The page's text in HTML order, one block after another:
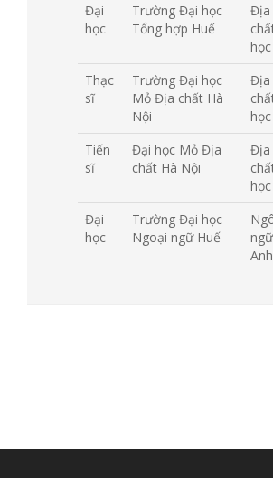
Đại
học
Trường Đại học
Tổng hợp Huế
Địa
học
Thạc
sĩ
Trường Đại học
Mỏ Địa chất Hà
Nội
Địa
học
Tiến
sĩ
Đại học Mỏ Địa
chất Hà Nội
Địa
học
Đại
học
Trường Đại học
Ngoại ngữ Huế
ngữ
Anh